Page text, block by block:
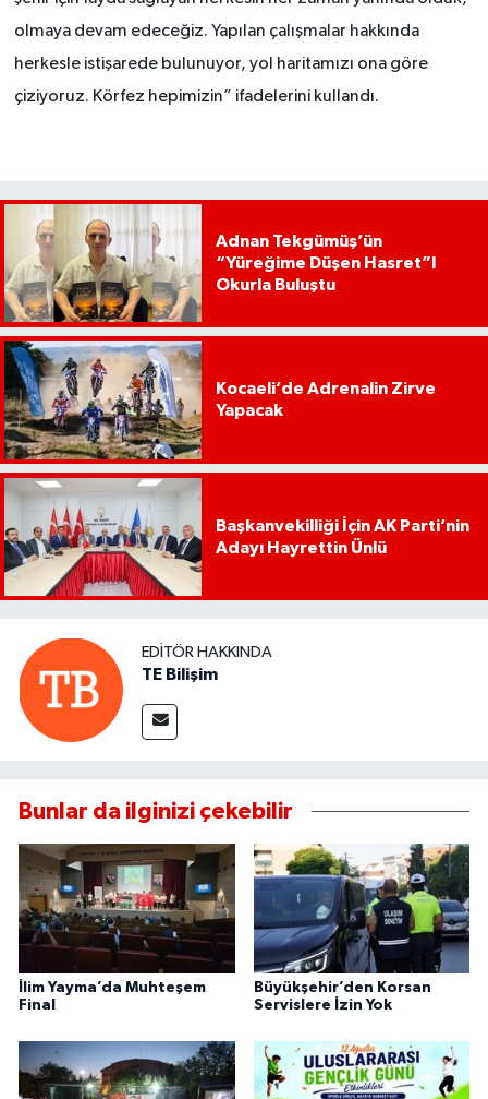
olmaya devam edeceğiz. Yapılan çalışmalar hakkında
herkesle istişarede bulunuyor, yol haritamızı ona göre
çiziyoruz. Körfez hepimizin” ifadelerini kullandı.
Adnan Tekgümüş’ün
“Yüreğime Düşen Hasret”I
Okurla Buluştu
Kocaeli’de Adrenalin Zirve
Yapacak
Başkanvekilliği İçin AK Parti’nin
Adayı Hayrettin Ünlü
EDITÖR HAKKINDA
TE Bilişim
Bunlar da ilginizi çekebilir
İlim Yayma’da Muhteşem
Final
Büyükşehir’den Korsan
Servislere İzin Yok